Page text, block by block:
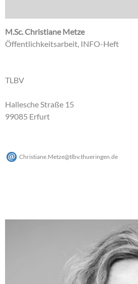
M.Sc. Christiane Metze
Öffentlichkeitsarbeit, INFO-Heft
TLBV
Hallesche Straße 15
99085 Erfurt
Christiane.Metze@tlbv.thueringen de